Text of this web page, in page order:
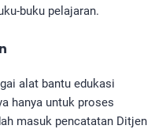
buku pelajaran.
alat bantu edukasi
hanya untuk proses
masuk pencatatan Ditjen